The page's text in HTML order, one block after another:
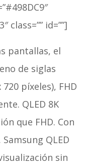
class=”” id=””]
pantallas, el
de siglas
píxeles), FHD
QLED 8K
que FHD. Con
QLED
sin